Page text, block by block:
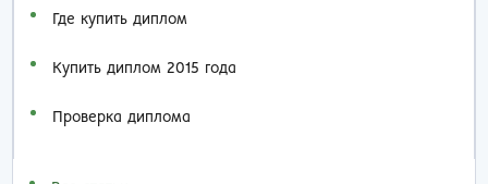
Где купить диплом
Купить диплом 2015 года
Проверка диплома